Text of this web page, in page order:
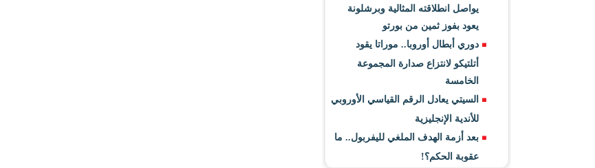
يواصل انطلاقته المثالية وبرشلونة
يعود بفوز ثمين من بورتو
دوري أبطال أوروبا.. موراتا يقود
أتلتيكو لانتزاع صدارة المجموعة
الخامسة
السيتي يعادل الرقم القياسي الأوروبي
للأندية الإنجليزية
بعد أزمة الهدف الملغي لليفربول.. ما
عقوبة الحكم؟!